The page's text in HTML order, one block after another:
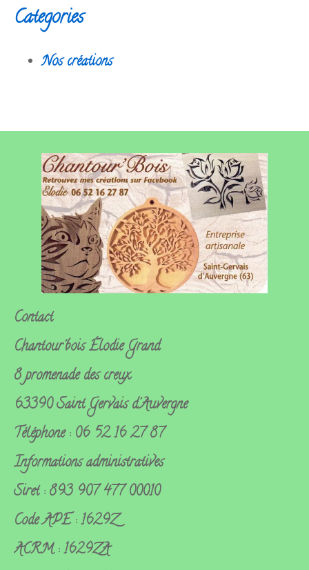
Categories
Nos créations
Contact
Chantour'boisÉlodie Grand
8 promenade des creux
63390 Saint Gervais d'Auvergne
Téléphone : 06 52 16 27 87
Informations administratives
Siret : 893 907 477 00010
Code APE : 1629Z
ACRM : 1629ZA